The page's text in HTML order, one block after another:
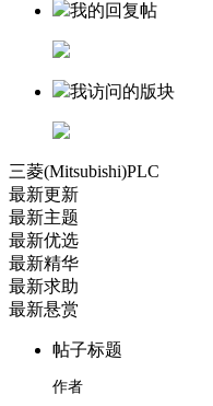
我的回复帖
我访问的版块
三菱(Mitsubishi)PLC
最新更新
最新主题
最新优选
最新精华
最新求助
最新悬赏
帖子标题
作者